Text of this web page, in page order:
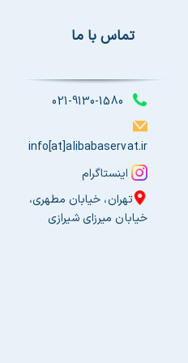
تماس با ما
021-9130-1580
info[at]alibabaservat.ir
اینستاگرام
تهران، خیابان مطهری،
خیابان میرزای شیرازی